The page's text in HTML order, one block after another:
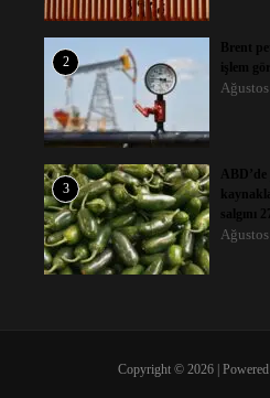
2
Brent
işlem
3
salgını
Copyright © 2026 |